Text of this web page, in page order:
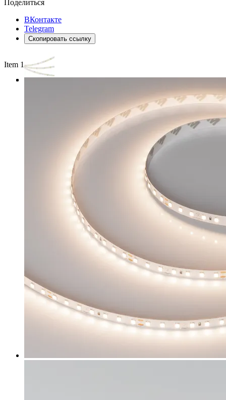
Поделиться
ВКонтакте
Telegram
Скопировать ссылку
Item 1 of 3